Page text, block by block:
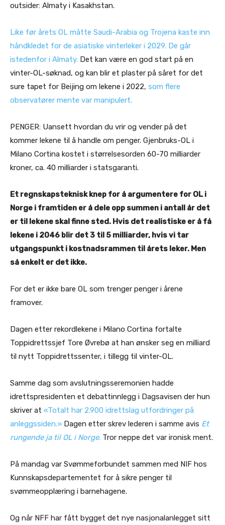
outsider: Almaty i Kasakhstan.
Like før årets OL måtte Saudi-Arabia og Trojena kaste inn
håndkledet for de asiatiske vinterleker i 2029. De går
istedenfor i Almaty. Det kan være en god start på en
vinter-OL-søknad, og kan blir et plaster på såret for det
sure tapet for Beijing om lekene i 2022, som flere
observatører mente var manipulert.
PENGER: Uansett hvordan du vrir og vender på det
kommer lekene til å handle om penger. Gjenbruks-OL i
Milano Cortina kostet i størrelsesorden 60-70 milliarder
kroner, ca. 40 milliarder i statsgaranti.
Et regnskapsteknisk knep for å argumentere for OL i
Norge i framtiden er å dele opp summen i antall år det
er til lekene skal finne sted. Hvis det realistiske er å få
lekene i 2046 blir det 3 til 5 milliarder, hvis vi tar
utgangspunkt i kostnadsrammen til årets leker. Men
så enkelt er det ikke.
For det er ikke bare OL som trenger penger i årene
framover.
Dagen etter rekordlekene i Milano Cortina fortalte
Toppidrettssjef Tore Øvrebø at han ønsker seg en milliard
til nytt Toppidrettssenter, i tillegg til vinter-OL.
Samme dag som avslutningsseremonien hadde
idrettspresidenten et debattinnlegg i Dagsavisen der hun
skriver at «Totalt har 2.900 idrettslag utfordringer på
anleggssiden.» Dagen etter skrev lederen i samme avis Et
rungende ja til OL i Norge. Tror neppe det var ironisk ment.
På mandag var Svømmeforbundet sammen med NIF hos
Kunnskapsdepartementet for å sikre penger til
svømmeopplæring i barnehagene.
Og når NFF har fått bygget det nye nasjonalanlegget sitt